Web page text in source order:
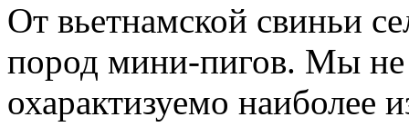
От вьетнамской свиньи
пород мини-пигов. Мы не
охарактизуемо наиболее